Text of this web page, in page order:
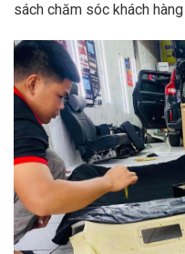
sách chăm sóc khách